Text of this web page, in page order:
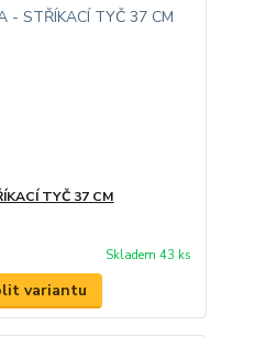
TYČ 37 CM
Skladem 43 ks
variantu